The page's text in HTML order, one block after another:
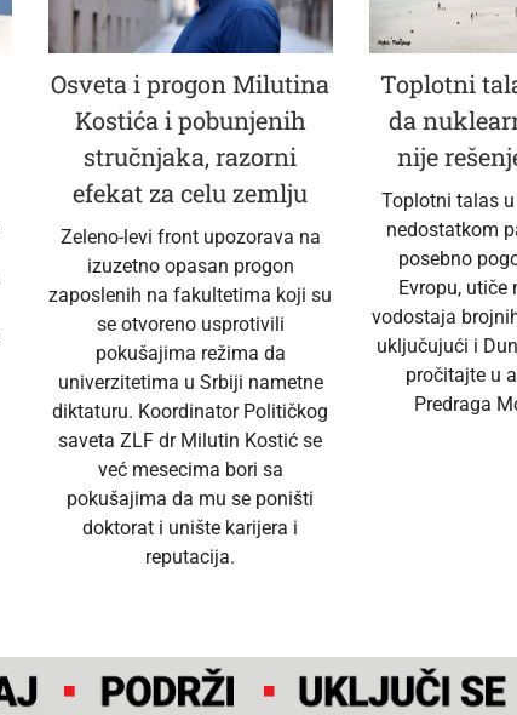
Osveta i progon Milutina
Kostića i pobunjenih
stručnjaka, razorni
efekat za celu zemlju
Zeleno-levi front upozorava na
izuzetno opasan progon
zaposlenih na fakultetima koji su
se otvoreno usprotivili
pokušajima režima da
univerzitetima u Srbiji nametne
diktaturu. Koordinator Političkog
saveta ZLF dr Milutin Kostić se
već mesecima bori sa
pokušajima da mu se poništi
doktorat i unište karijera i
reputacija.
Toplotni
da
nije
Toplotni talas
nedostatkom
posebno
Evropu, utiče
vodostaja
uključujući i
pročitajte u
Predraga